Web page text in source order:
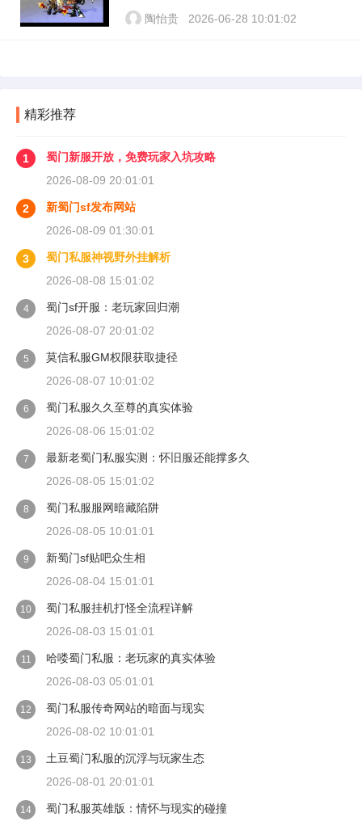
陶怡贵 2026-06-28 10:01:02
精彩推荐
1
蜀门新服开放，免费玩家入坑攻略
2026-08-09 20:01:01
2
新蜀门sf发布网站
2026-08-09 01:30:01
3
蜀门私服神视野外挂解析
2026-08-08 15:01:02
4
蜀门sf开服：老玩家回归潮
2026-08-07 20:01:02
5
莫信私服GM权限获取捷径
2026-08-07 10:01:02
6
蜀门私服久久至尊的真实体验
2026-08-06 15:01:02
7
最新老蜀门私服实测：怀旧服还能撑多久
2026-08-05 15:01:02
8
蜀门私服服网暗藏陷阱
2026-08-05 10:01:01
9
新蜀门sf贴吧众生相
2026-08-04 15:01:01
10
蜀门私服挂机打怪全流程详解
2026-08-03 15:01:01
11
哈喽蜀门私服：老玩家的真实体验
2026-08-03 05:01:01
12
蜀门私服传奇网站的暗面与现实
2026-08-02 10:01:01
13
土豆蜀门私服的沉浮与玩家生态
2026-08-01 20:01:01
14
蜀门私服英雄版：情怀与现实的碰撞